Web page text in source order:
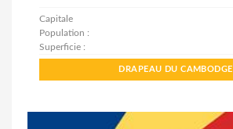
Capitale
Population :
Superficie :
DRAPEAU DU CAMBODGE